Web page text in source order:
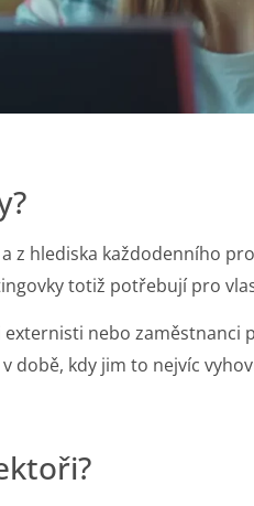
z hlediska každodenního
totiž potřebují pro
nebo zaměstnanci
době, kdy jim to nejvíc